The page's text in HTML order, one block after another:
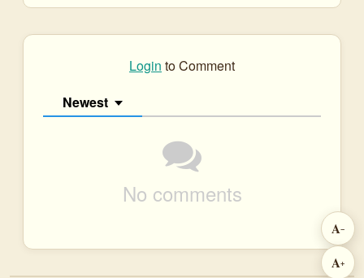
Login to Comment
Newest
No comments
A−
A+